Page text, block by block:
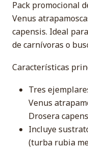
Pack promocional
Venus
capensis. Ideal
de carnívoras o
Características
Tres
Venus
Drosera
Incluye
(turba rubia